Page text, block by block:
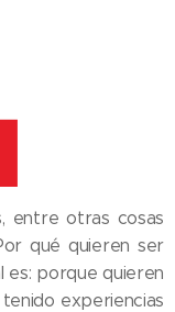
entre otras cosas
qué quieren ser
es: porque quieren
experiencias